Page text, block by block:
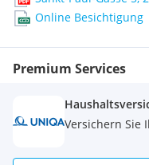
Online Besichtigung
Premium Services
Versichern Sie